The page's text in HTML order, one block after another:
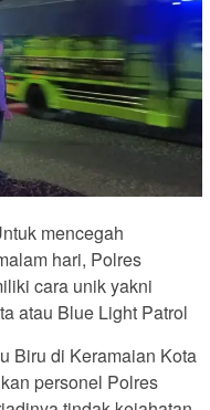
mencegah
hari, Polres
cara unik yakni
atau Blue Light Patrol
Biru di Keramaian Kota
personel Polres